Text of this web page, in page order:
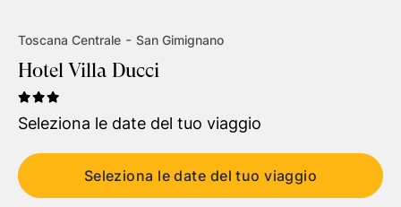
Viaggiatori
1Camera, 2Adulti
CERCA
Toscana Centrale - San Gimignano
Hotel Villa Ducci
Seleziona le date del tuo viaggio
Seleziona le date del tuo viaggio